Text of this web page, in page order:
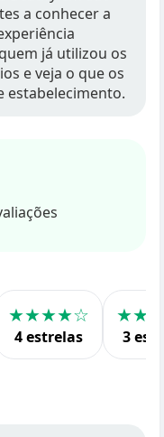
a conhecer a
já utilizou os
e veja o que os
estabelecimento.
★★★★☆
4 estrelas 3